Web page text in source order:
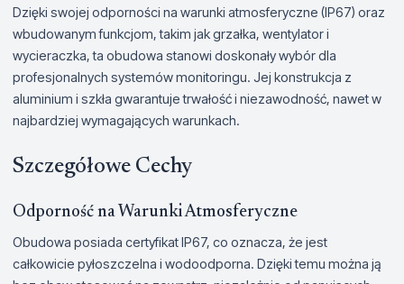
Dzięki swojej odporności na warunki atmosferyczne (IP67) oraz
wbudowanym funkcjom, takim jak grzałka, wentylator i
wycieraczka, ta obudowa stanowi doskonały wybór dla
profesjonalnych systemów monitoringu. Jej konstrukcja z
aluminium i szkła gwarantuje trwałość i niezawodność, nawet w
najbardziej wymagających warunkach.
Szczegółowe Cechy
Odporność na Warunki Atmosferyczne
Obudowa posiada certyfikat IP67, co oznacza, że jest
całkowicie pyłoszczelna i wodoodporna. Dzięki temu można ją